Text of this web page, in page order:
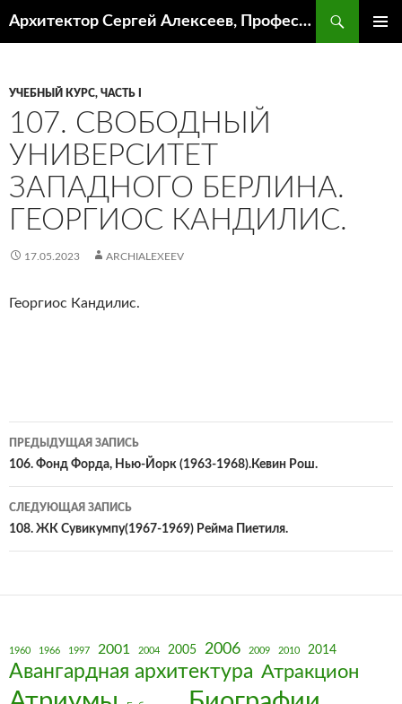
Архитектор Сергей Алексеев, Профессор кафедры ИА и АР ААИ ЮФУ
УЧЕБНЫЙ КУРС, ЧАСТЬ I
107. СВОБОДНЫЙ
УНИВЕРСИТЕТ
ЗАПАДНОГО БЕРЛИНА.
ГЕОРГИОС КАНДИЛИС.
17.05.2023 ARCHIALEXEEV
Георгиос Кандилис.
Навигация
по
записям
ПРЕДЫДУЩАЯ ЗАПИСЬ
106. Фонд Форда, Нью-Йорк (1963-1968).Кевин Рош.
СЛЕДУЮЩАЯ ЗАПИСЬ
108. ЖК Сувикумпу(1967-1969) Рейма Пиетиля.
1960 1966 1997 2001 2004 2005 2006 2009 2010 2014
Авангардная архитектура Атракцион